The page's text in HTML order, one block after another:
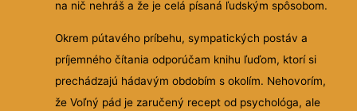
na nič nehráš a že je celá písaná ľudským spôsobom.
Okrem pútavého príbehu, sympatických postáv a
príjemného čítania odporúčam knihu ľuďom, ktorí si
prechádzajú hádavým obdobím s okolím. Nehovorím,
že Voľný pád je zaručený recept od psychológa, ale